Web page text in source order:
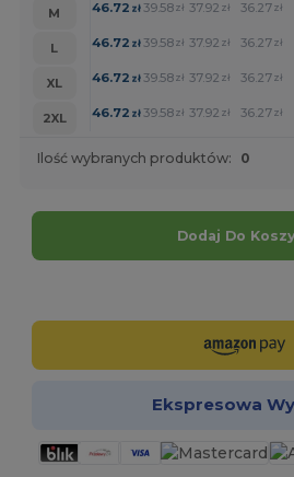
M
46.72 zł 39.58zł 37.92 zł 36.27zł
L
46.72 zł 39.58zł 37.92 zł 36.27zł
XL
46.72 zł 39.58zł 37.92 zł 36.27zł
2XL
46.72 zł 39.58zł 37.92 zł 36.27zł
Ilość wybranych produktów: 0
Dodaj Do
Ekspresowa